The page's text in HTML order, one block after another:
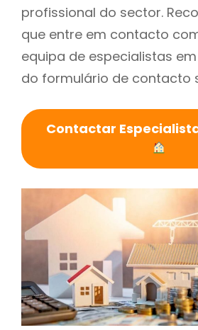
profissional do sector.
que entre em contacto
equipa de especialistas
do formulário de contacto
Contactar